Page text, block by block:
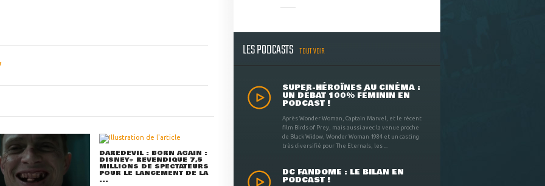
DAREDEVIL : BORN AGAIN :
DISNEY+ REVENDIQUE 7,5
MILLIONS DE SPECTATEURS
POUR LE LANCEMENT DE LA
...
LES PODCASTS TOUT VOIR
SUPER-HÉROÏNES AU CINÉMA :
UN DÉBAT 100% FÉMININ EN
PODCAST !
Après Wonder Woman, Captain Marvel, et le récent
film Birds of Prey, mais aussi avec la venue proche
de Black Widow, Wonder Woman 1984 et un casting
très diversifié pour The Eternals, les ...
DC FANDOME : LE BILAN EN
PODCAST !